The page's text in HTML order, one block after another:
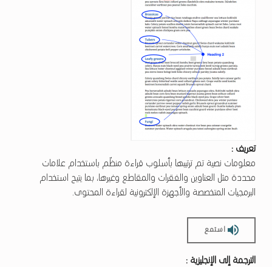
تعريف :
معلومات نصية تم ترتيبها بأسلوب قراءة منظّم باستخدام علامات
محددة مثل العناوين والفقرات والمقاطع وغيرها، بما يتيح استخدام
البرمجيات المتخصصة والأجهزة الإلكترونية لقراءة المحتوى.
استمع
الترجمة إلى الإنجليزية :